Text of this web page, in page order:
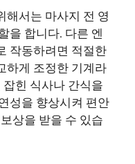
해서는 마사지 전 영
을 합니다. 다른 엔
작동하려면 적절한
하게 조정한 기계라
힌 식사나 간식을
성을 향상시켜 편안
상을 받을 수 있습